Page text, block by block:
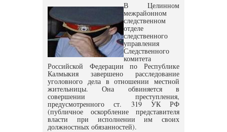
В Целинном
межрайонном
следственном
отделе
следственного
управления
Следственного
комитета
Российской Федерации по Республике
Калмыкия завершено расследование
уголовного дела в отношении местной
жительницы. Она обвиняется в
совершении преступления,
предусмотренного ст. 319 УК РФ
(публичное оскорбление представителя
власти при исполнении им своих
должностных обязанностей).